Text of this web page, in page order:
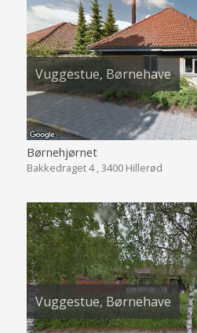
Vuggestue, Børnehave
Børnehjørnet
Bakkedraget 4 , 3400 Hillerød
Vuggestue, Børnehave